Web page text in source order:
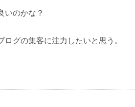
いのかな？
グの集客に注力したいと思う。